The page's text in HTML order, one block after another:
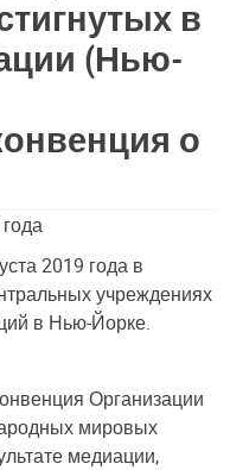
в
(Нью-
о
2019 года в
учреждениях
в Нью-Йорке.
Организации
мировых
медиации,